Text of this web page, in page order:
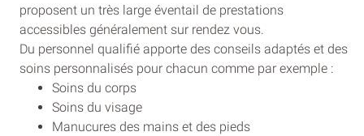
proposent un très large éventail de prestations
accessibles généralement sur rendez vous.
Du personnel qualifié apporte des conseils adaptés et des
soins personnalisés pour chacun comme par exemple :
Soins du corps
Soins du visage
Manucures des mains et des pieds